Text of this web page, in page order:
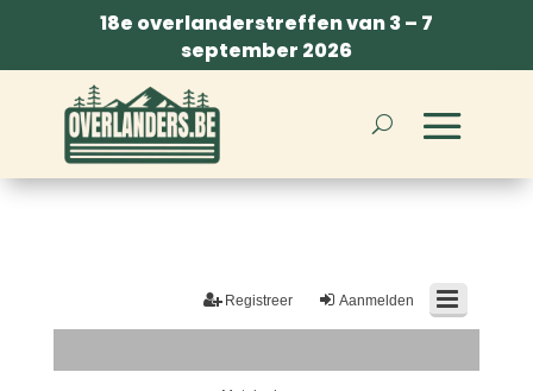
18e overlanderstreffen van 3 – 7
september 2026